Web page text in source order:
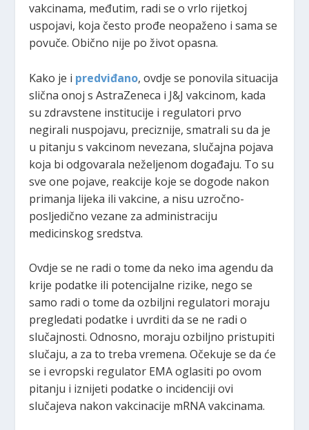
vakcinama, međutim, radi se o vrlo rijetkoj
uspojavi, koja često prođe neopaženo i sama se
povuče. Obično nije po život opasna.
Kako je i predviđano, ovdje se ponovila situacija
slična onoj s AstraZeneca i J&J vakcinom, kada
su zdravstene institucije i regulatori prvo
negirali nuspojavu, preciznije, smatrali su da je
u pitanju s vakcinom nevezana, slučajna pojava
koja bi odgovarala neželjenom događaju. To su
sve one pojave, reakcije koje se dogode nakon
primanja lijeka ili vakcine, a nisu uzročno-
posljedično vezane za administraciju
medicinskog sredstva.
Ovdje se ne radi o tome da neko ima agendu da
krije podatke ili potencijalne rizike, nego se
samo radi o tome da ozbiljni regulatori moraju
pregledati podatke i uvrditi da se ne radi o
slučajnosti. Odnosno, moraju ozbiljno pristupiti
slučaju, a za to treba vremena. Očekuje se da će
se i evropski regulator EMA oglasiti po ovom
pitanju i iznijeti podatke o incidenciji ovi
slučajeva nakon vakcinacije mRNA vakcinama.